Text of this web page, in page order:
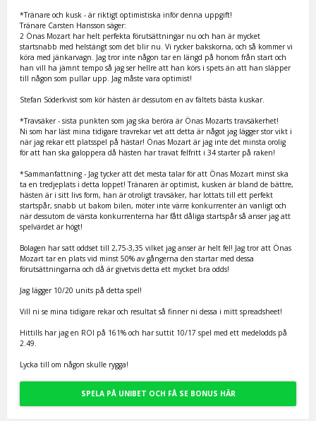
*Tränare och kusk - är riktigt optimistiska inför denna uppgift!
Tränare Carsten Hansson säger:
2 Önas Mozart har helt perfekta förutsättningar nu och han är mycket
startsnabb med helstängt som det blir nu. Vi rycker bakskorna, och så kommer vi
köra med jänkarvagn. Jag tror inte någon tar en längd på honom från start och
han vill ha jämnt tempo så jag ser hellre att han körs i spets än att han släpper
till någon som pullar upp. Jag måste vara optimist!
Stefan Söderkvist som kör hästen är dessutom en av fältets bästa kuskar.
*Travsäker - sista punkten som jag ska beröra är Önas Mozarts travsäkerhet!
Ni som har läst mina tidigare travrekar vet att detta är något jag lägger stor vikt i
när jag rekar ett platsspel på hästar! Önas Mozart är jag inte det minsta orolig
för att han ska galoppera då hästen har travat felfritt i 34 starter på raken!
*Sammanfattning - Jag tycker att det mesta talar för att Önas Mozart minst ska
ta en tredjeplats i detta loppet! Tränaren är optimist, kusken är bland de bättre,
hästen är i sitt livs form, han är otroligt travsäker, har lottats till ett perfekt
startspår, snabb ut bakom bilen, möter inte värre konkurrenter än vanligt och
när dessutom de värsta konkurrenterna har fått dåliga startspår så anser jag att
spelvärdet är högt!
Bolagen har satt oddset till 2,75-3,35 vilket jag anser är helt fel! Jag tror att Önas
Mozart tar en plats vid minst 50% av gångerna den startar med dessa
förutsättningarna och då är givetvis detta ett mycket bra odds!
Jag lägger 10/20 units på detta spel!
Vill ni se mina tidigare rekar och resultat så finner ni dessa i mitt spreadsheet!
Hittills har jag en ROI på 161% och har suttit 10/17 spel med ett medelodds på
2.49.
Lycka till om någon skulle rygga!
SPELA PÅ UNIBET OCH FÅ SE BONUS HÄR